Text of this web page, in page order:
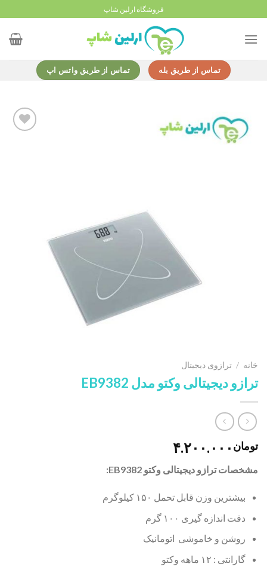
to
content
فروشگاه ارلین شاپ
تماس از طریق بله تماس از طریق واتس اپ
خانه / ترازوی دیجیتال
ترازو دیجیتالی وکتو مدل EB9382
تومان ۴.۲۰۰.۰۰۰
مشخصات ترازو دیجیتالی وکتو EB9382:
بیشترین وزن قابل تحمل ۱۵۰ کیلوگرم
دقت اندازه گیری ۱۰۰ گرم
روشن و خاموشی اتومانیک
گارانتی : ۱۲ ماهه وکتو